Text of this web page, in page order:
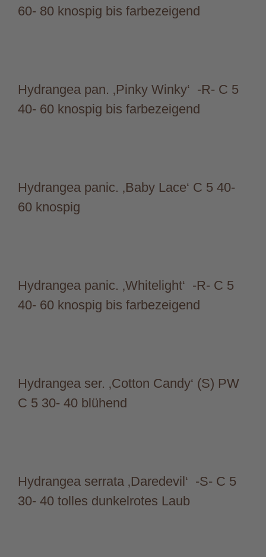
60- 80 knospig bis farbezeigend
Hydrangea pan. ‚Pinky Winky‘ -R- C 5
40- 60 knospig bis farbezeigend
Hydrangea panic. ‚Baby Lace‘ C 5 40-
60 knospig
Hydrangea panic. ‚Whitelight‘ -R- C 5
40- 60 knospig bis farbezeigend
Hydrangea ser. ‚Cotton Candy‘ (S) PW
C 5 30- 40 blühend
Hydrangea serrata ‚Daredevil‘ -S- C 5
30- 40 tolles dunkelrotes Laub